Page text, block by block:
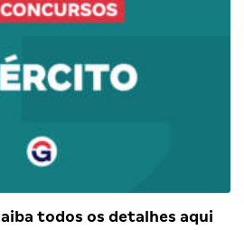
todos os detalhes aqui